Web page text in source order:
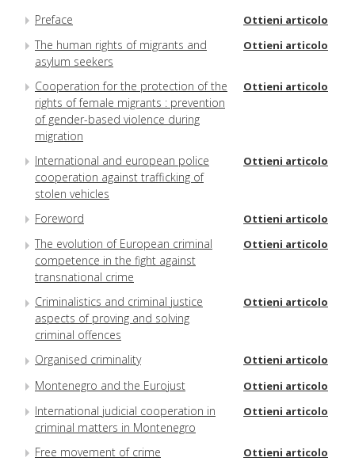
Preface Ottieni articolo
The human rights of migrants and
asylum seekers
Ottieni articolo
Cooperation for the protection of the
rights of female migrants : prevention
of gender-based violence during
migration
Ottieni articolo
International and european police
cooperation against trafficking of
stolen vehicles
Ottieni articolo
Foreword Ottieni articolo
The evolution of European criminal
competence in the fight against
transnational crime
Ottieni articolo
Criminalistics and criminal justice
aspects of proving and solving
criminal offences
Ottieni articolo
Organised criminality Ottieni articolo
Montenegro and the Eurojust Ottieni articolo
International judicial cooperation in
criminal matters in Montenegro
Ottieni articolo
Free movement of crime Ottieni articolo